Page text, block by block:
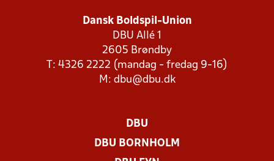
Dansk Boldspil-Union
DBU Allé 1
2605 Brøndby
T: 4326 2222 (mandag - fredag 9-16)
M: dbu@dbu.dk
DBU
DBU BORNHOLM